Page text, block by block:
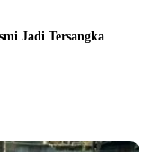
Jadi Tersangka